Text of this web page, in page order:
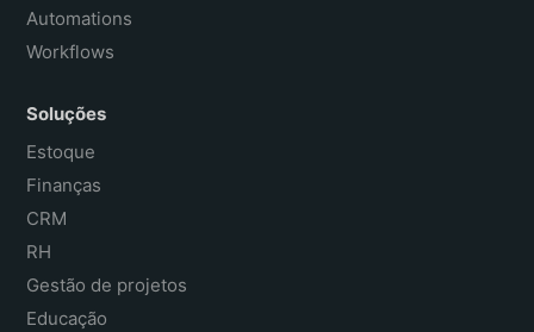
Automations
Workflows
Soluções
Estoque
Finanças
CRM
RH
Gestão de projetos
Educação